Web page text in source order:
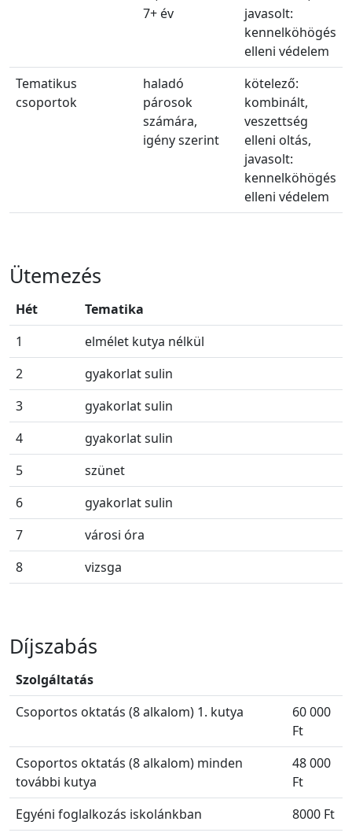
7+ év
javasolt:
kennelköhögés
elleni védelem
Tematikus
csoportok
haladó
párosok
számára,
igény szerint
kötelező:
kombinált,
veszettség
elleni oltás,
javasolt:
kennelköhögés
elleni védelem
Ütemezés
Hét
Tematika
1
elmélet kutya nélkül
2
gyakorlat sulin
3
gyakorlat sulin
4
gyakorlat sulin
5
szünet
6
gyakorlat sulin
7
városi óra
8
vizsga
Díjszabás
Szolgáltatás
Csoportos oktatás (8 alkalom) 1. kutya
60 000
Ft
Csoportos oktatás (8 alkalom) minden
további kutya
48 000
Ft
Egyéni foglalkozás iskolánkban
8000 Ft